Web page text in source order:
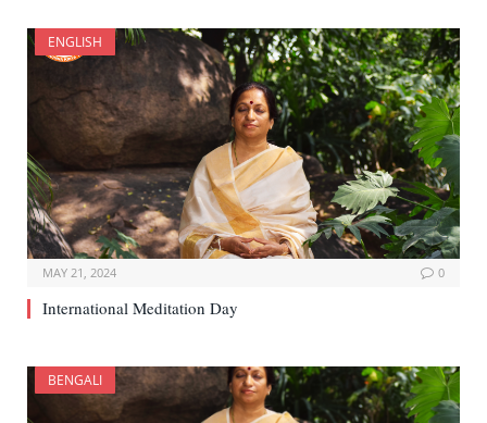
ENGLISH
MAY 21, 2024 0
International Meditation Day
BENGALI